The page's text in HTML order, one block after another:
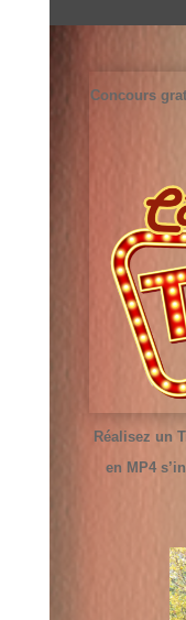
Concours
Réalisez un
en MP4